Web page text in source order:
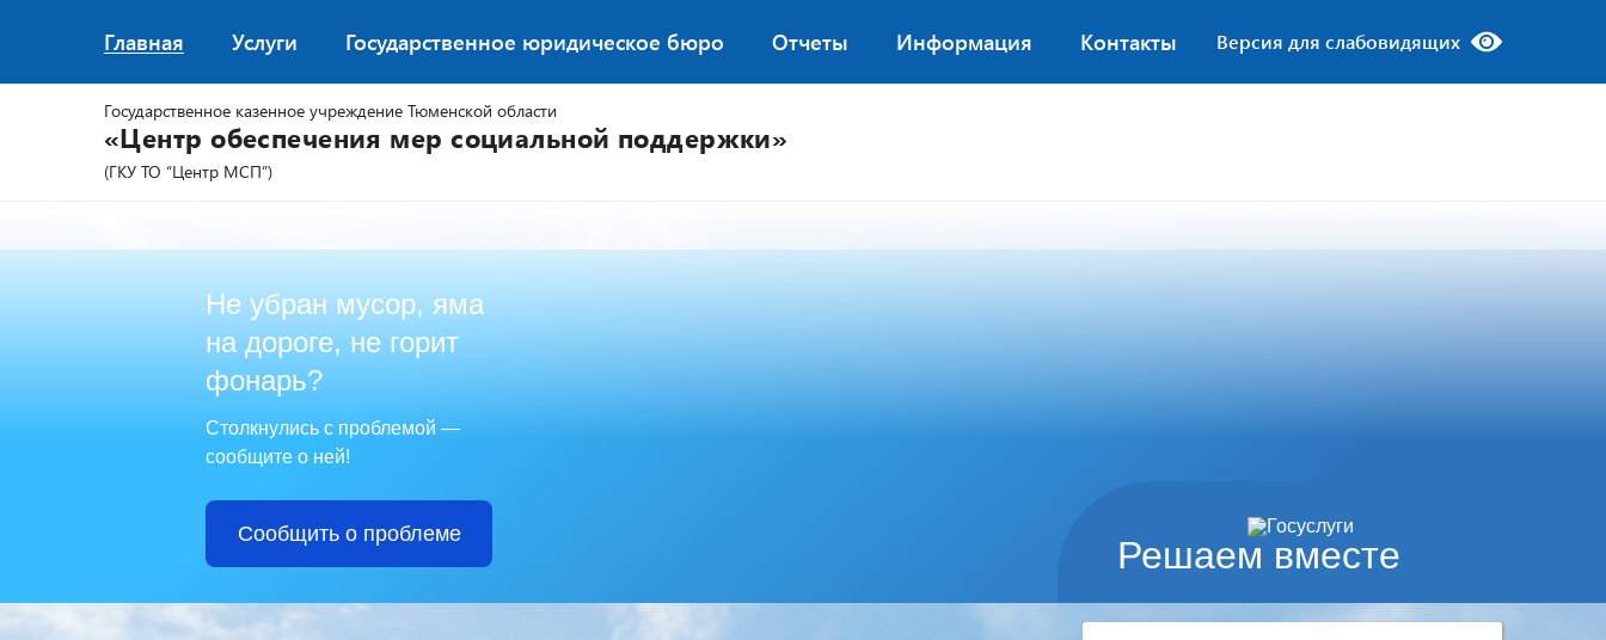
Главная Услуги Государственное юридическое бюро Отчеты Информация Контакты Версия для слабовидящих
Государственное казенное учреждение Тюменской области
«Центр обеспечения мер социальной поддержки»
(ГКУ ТО “Центр МСП”)
Решаем вместе
Не убран мусор, яма
на дороге, не горит
фонарь?
Столкнулись с проблемой —
сообщите о ней!
Сообщить о проблеме